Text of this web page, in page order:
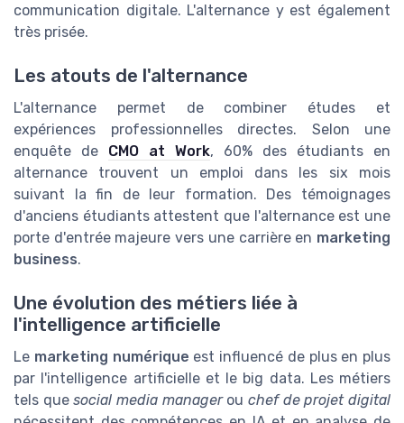
communication digitale. L'alternance y est également
très prisée.
Les atouts de l'alternance
L'alternance permet de combiner études et
expériences professionnelles directes. Selon une
enquête de CMO at Work, 60% des étudiants en
alternance trouvent un emploi dans les six mois
suivant la fin de leur formation. Des témoignages
d'anciens étudiants attestent que l'alternance est une
porte d'entrée majeure vers une carrière en marketing
business.
Une évolution des métiers liée à
l'intelligence artificielle
Le marketing numérique est influencé de plus en plus
par l'intelligence artificielle et le big data. Les métiers
tels quesocial media managerouchef de projet digital